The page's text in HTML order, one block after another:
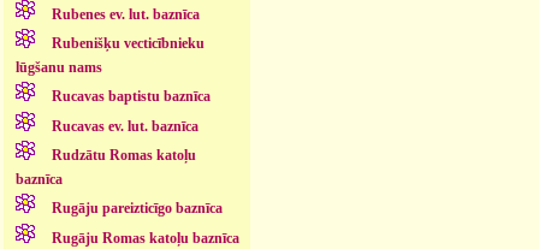
Rubenes ev. lut. baznīca
Rubenišķu vecticībnieku
lūgšanu nams
Rucavas baptistu baznīca
Rucavas ev. lut. baznīca
Rudzātu Romas katoļu
baznīca
Rugāju pareizticīgo baznīca
Rugāju Romas katoļu baznīca